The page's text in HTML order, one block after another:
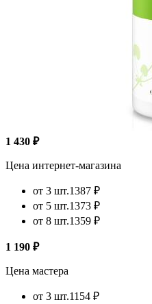
1 430 ₽
Цена интернет-магазина
от 3 шт.1387 ₽
от 5 шт.1373 ₽
от 8 шт.1359 ₽
1 190 ₽
Цена мастера
от 3 шт.1154 ₽